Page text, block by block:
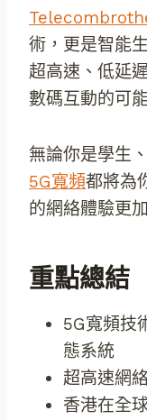
術，更是智能
超高速、低延
數碼互動的可
無論你是學生
5G寬頻都將為
的網絡體驗更
重點總結
5G寬頻技
態系統
超高速網
香港在全